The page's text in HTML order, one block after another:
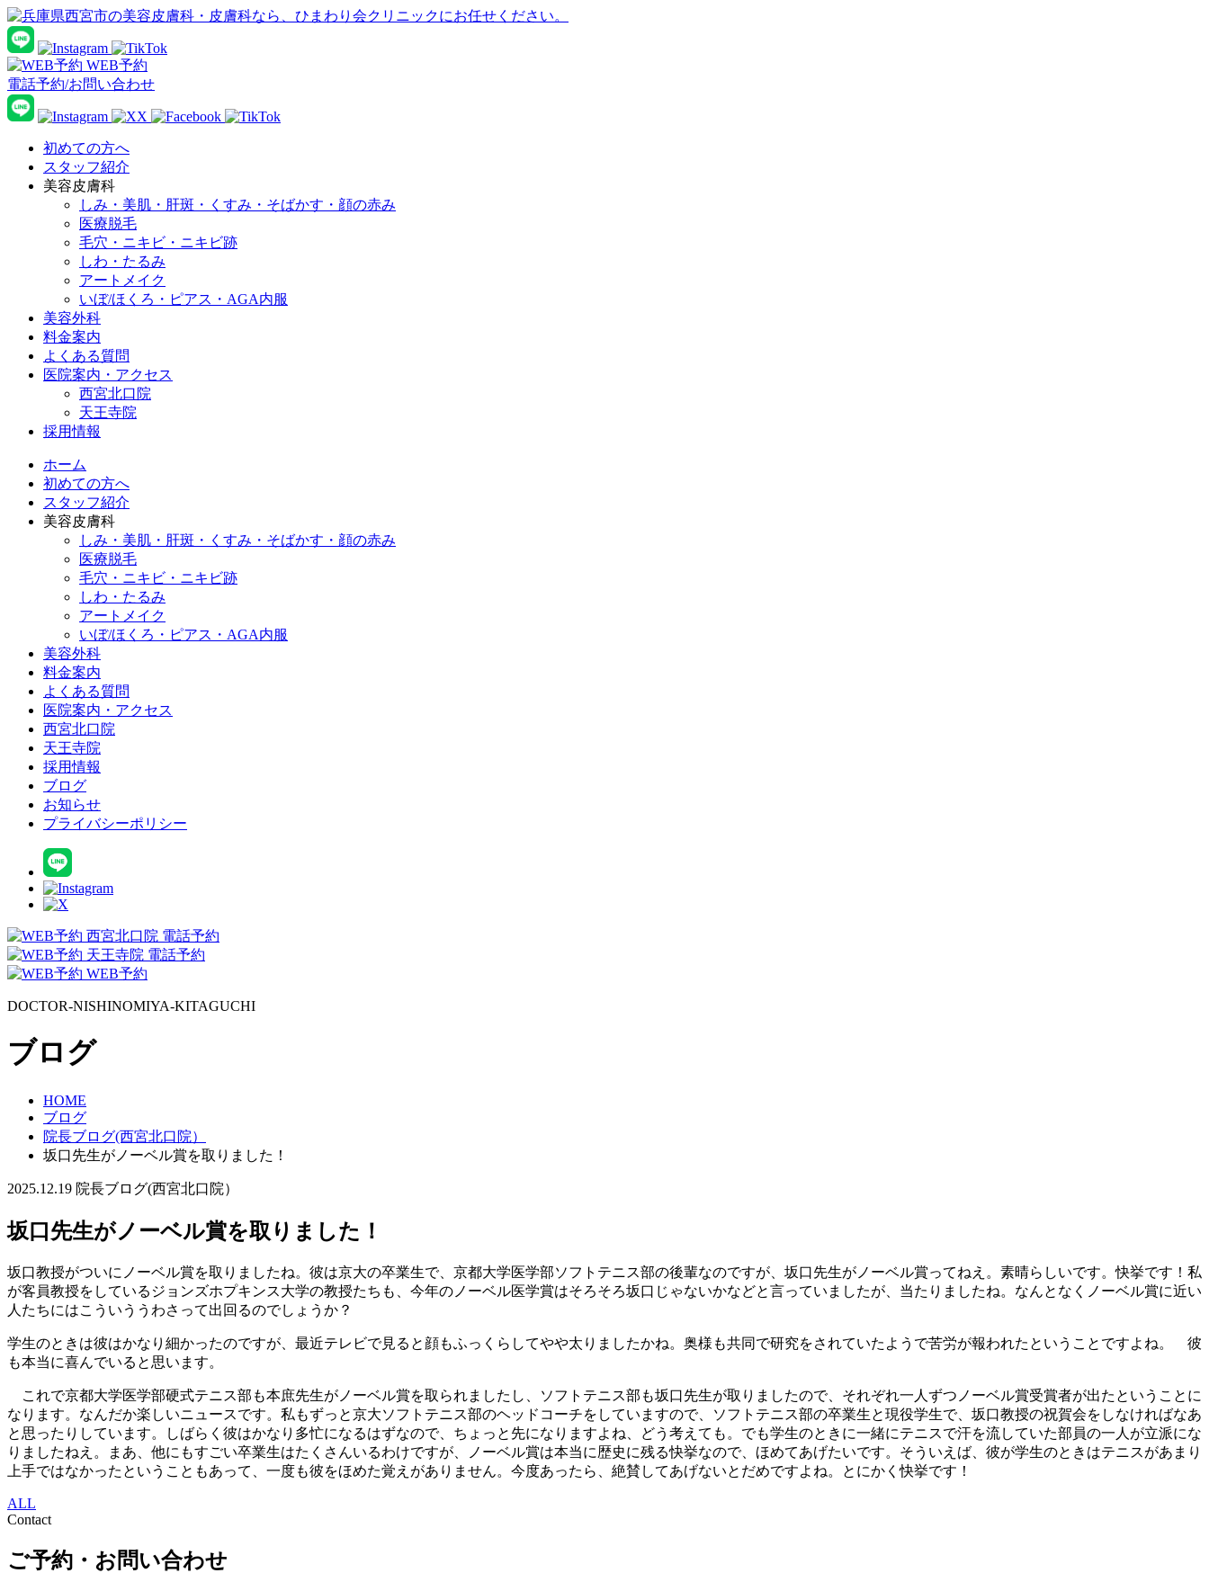
WEB予約
電話予約/お問い合わせ
初めての方へ
スタッフ紹介
美容皮膚科
しみ・美肌・肝斑・くすみ・そばかす・顔の赤み
医療脱毛
毛穴・ニキビ・ニキビ跡
しわ・たるみ
アートメイク
いぼ/ほくろ・ピアス・AGA内服
美容外科
料金案内
よくある質問
医院案内・アクセス
西宮北口院
天王寺院
採用情報
ホーム
初めての方へ
スタッフ紹介
美容皮膚科
しみ・美肌・肝斑・くすみ・そばかす・顔の赤み
医療脱毛
毛穴・ニキビ・ニキビ跡
しわ・たるみ
アートメイク
いぼ/ほくろ・ピアス・AGA内服
美容外科
料金案内
よくある質問
医院案内・アクセス
西宮北口院
天王寺院
採用情報
ブログ
お知らせ
プライバシーポリシー
西宮北口院 電話予約
天王寺院 電話予約
WEB予約
DOCTOR-NISHINOMIYA-KITAGUCHI
ブログ
HOME
ブログ
院長ブログ(西宮北口院）
坂口先生がノーベル賞を取りました！
2025.12.19 院長ブログ(西宮北口院）
坂口先生がノーベル賞を取りました！
坂口教授がついにノーベル賞を取りましたね。彼は京大の卒業生で、京都大学医学部ソフトテニス部の後輩なのですが、坂口先生がノーベル賞ってねえ。素晴らしいです。快挙です！私
が客員教授をしているジョンズホプキンス大学の教授たちも、今年のノーベル医学賞はそろそろ坂口じゃないかなどと言っていましたが、当たりましたね。なんとなくノーベル賞に近い
人たちにはこういううわさって出回るのでしょうか？
学生のときは彼はかなり細かったのですが、最近テレビで見ると顔もふっくらしてやや太りましたかね。奥様も共同で研究をされていたようで苦労が報われたということですよね。 彼
も本当に喜んでいると思います。
これで京都大学医学部硬式テニス部も本庶先生がノーベル賞を取られましたし、ソフトテニス部も坂口先生が取りましたので、それぞれ一人ずつノーベル賞受賞者が出たということに
なります。なんだか楽しいニュースです。私もずっと京大ソフトテニス部のヘッドコーチをしていますので、ソフトテニス部の卒業生と現役学生で、坂口教授の祝賀会をしなければなあ
と思ったりしています。しばらく彼はかなり多忙になるはずなので、ちょっと先になりますよね、どう考えても。でも学生のときに一緒にテニスで汗を流していた部員の一人が立派にな
りましたねえ。まあ、他にもすごい卒業生はたくさんいるわけですが、ノーベル賞は本当に歴史に残る快挙なので、ほめてあげたいです。そういえば、彼が学生のときはテニスがあまり
上手ではなかったということもあって、一度も彼をほめた覚えがありません。今度あったら、絶賛してあげないとだめですよね。とにかく快挙です！
ALL
Contact
ご予約・お問い合わせ